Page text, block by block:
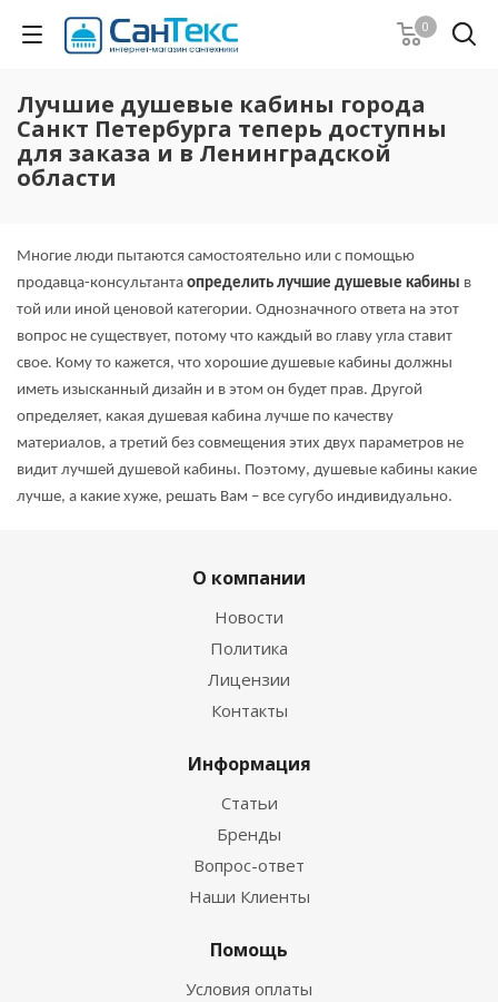
0
Лучшие душевые кабины города
Санкт Петербурга теперь доступны
для заказа и в Ленинградской
области
Многие люди пытаются самостоятельно или с помощью
продавца-консультанта определить лучшие душевые кабины в
той или иной ценовой категории. Однозначного ответа на этот
вопрос не существует, потому что каждый во главу угла ставит
свое. Кому то кажется, что хорошие душевые кабины должны
иметь изысканный дизайн и в этом он будет прав. Другой
определяет, какая душевая кабина лучше по качеству
материалов, а третий без совмещения этих двух параметров не
видит лучшей душевой кабины. Поэтому, душевые кабины какие
лучше, а какие хуже, решать Вам – все сугубо индивидуально.
О компании
Новости
Политика
Лицензии
Контакты
Информация
Статьи
Бренды
Вопрос-ответ
Наши Клиенты
Помощь
Условия оплаты